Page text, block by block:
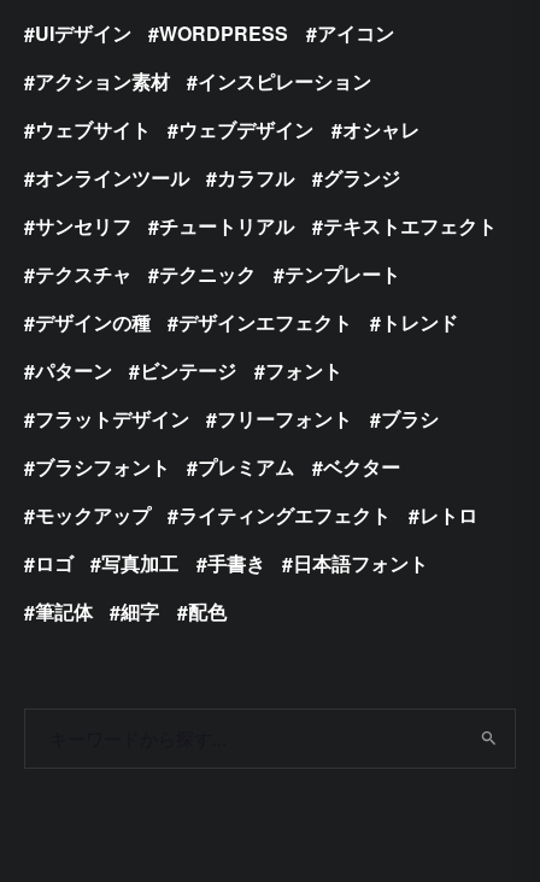
UIデザイン
WORDPRESS
アイコン
アクション素材
インスピレーション
ウェブサイト
ウェブデザイン
オシャレ
オンラインツール
カラフル
グランジ
サンセリフ
チュートリアル
テキストエフェクト
テクスチャ
テクニック
テンプレート
デザインの種
デザインエフェクト
トレンド
パターン
ビンテージ
フォント
フラットデザイン
フリーフォント
ブラシ
ブラシフォント
プレミアム
ベクター
モックアップ
ライティングエフェクト
レトロ
ロゴ
写真加工 手書き
日本語フォント
筆記体
細字 配色